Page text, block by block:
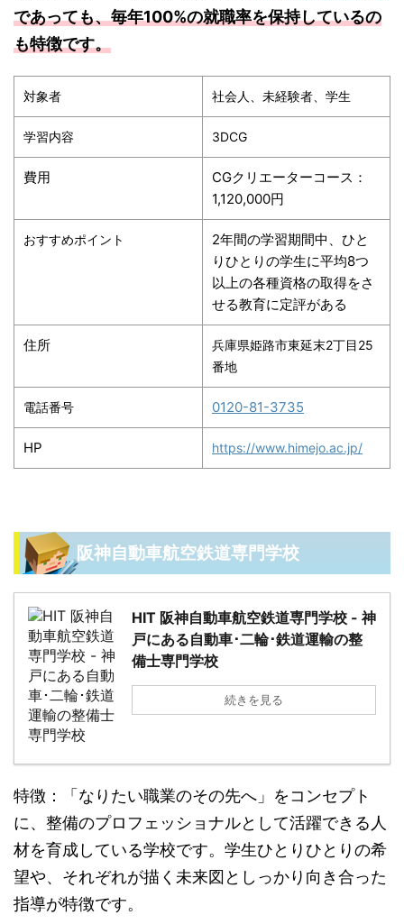
であっても、毎年100%の就職率を保持しているの
も特徴です。
対象者 社会人、未経験者、学生
学習内容 3DCG
費用
CGクリエーターコース：
1,120,000円
おすすめポイント
2年間の学習期間中、ひと
りひとりの学生に平均8つ
以上の各種資格の取得をさ
せる教育に定評がある
住所
兵庫県姫路市東延末2丁目25
番地
電話番号 0120-81-3735
HP https://www.himejo.ac.jp/
阪神自動車航空鉄道専門学校
HIT 阪神自動車航空鉄道専門学校 - 神
戸にある自動車･二輪･鉄道運輸の整
備士専門学校
続きを見る
特徴：「なりたい職業のその先へ」をコンセプト
に、整備のプロフェッショナルとして活躍できる人
材を育成している学校です。学生ひとりひとりの希
望や、それぞれが描く未来図としっかり向き合った
指導が特徴です。